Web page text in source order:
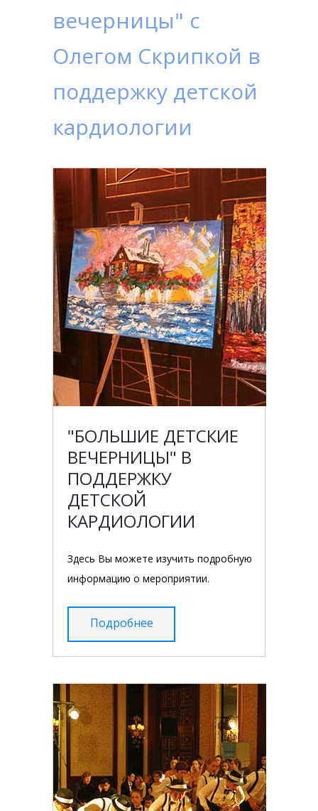
вечерницы" с
Олегом Скрипкой в
поддержку детской
кардиологии
"БОЛЬШИЕ ДЕТСКИЕ
ВЕЧЕРНИЦЫ" В
ПОДДЕРЖКУ
ДЕТСКОЙ
КАРДИОЛОГИИ
Здесь Вы можете изучить подробную
информацию о мероприятии.
Подробнее